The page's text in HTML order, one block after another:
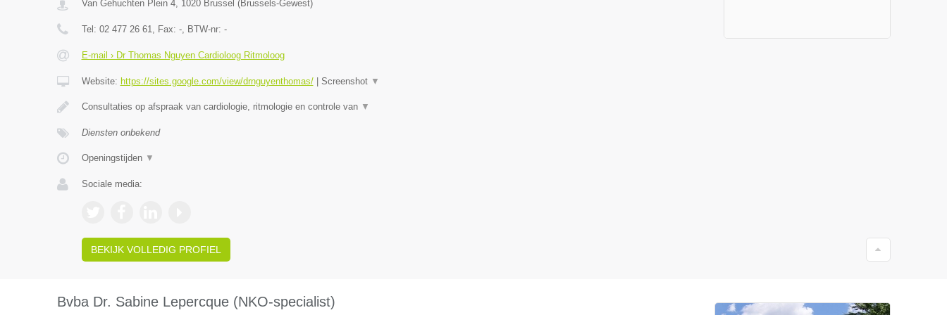
Van Gehuchten Plein 4, 1020 Brussel (Brussels-Gewest)
Tel: 02 477 26 61, Fax: -, BTW-nr: -
E-mail › Dr Thomas Nguyen Cardioloog Ritmoloog
Website: https://sites.google.com/view/drnguyenthomas/| Screenshot ▼
Consultaties op afspraak van cardiologie, ritmologie en controle van ▼
Diensten onbekend
Openingstijden ▼
Sociale media:
BEKIJK VOLLEDIG PROFIEL
Bvba Dr. Sabine Lepercque (NKO-specialist)